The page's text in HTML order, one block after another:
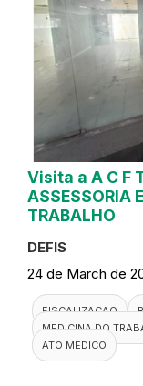
Visita a A C F
ASSESSORIA
TRABALHO
DEFIS
24 de March de
FISCALIZACAO
MEDICINA DO
ATO MEDICO